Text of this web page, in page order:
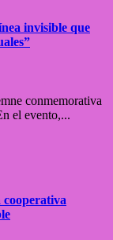
invisible que
conmemorativa
el evento,...
cooperativa